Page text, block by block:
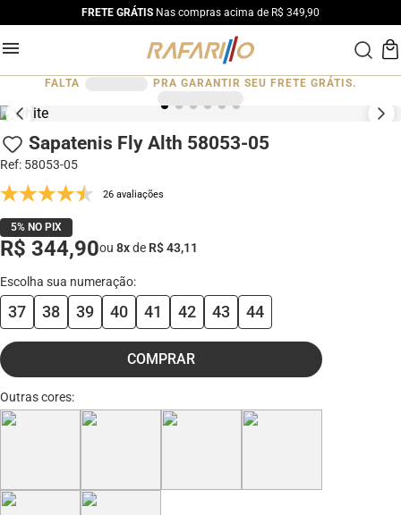
FRETE GRÁTIS Nas compras acima de R$ 349,90
FALTA PRA GARANTIR SEU FRETE GRÁTIS.
Sapatenis Fly Alth 58053-05
Ref: 58053-05
26 avaliações
5% NO PIX
R$ 344,90ou 8xde R$ 43,11
37 38 39 40 41 42 43 44
COMPRAR